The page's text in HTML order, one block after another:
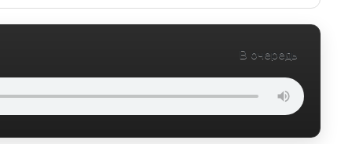
В очередь